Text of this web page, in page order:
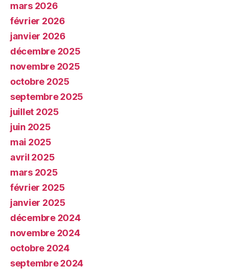
mars 2026
février 2026
janvier 2026
décembre 2025
novembre 2025
octobre 2025
septembre 2025
juillet 2025
juin 2025
mai 2025
avril 2025
mars 2025
février 2025
janvier 2025
décembre 2024
novembre 2024
octobre 2024
septembre 2024